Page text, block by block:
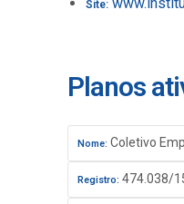
Site:
Planos
Nome: Coletivo
Registro: 474.038/